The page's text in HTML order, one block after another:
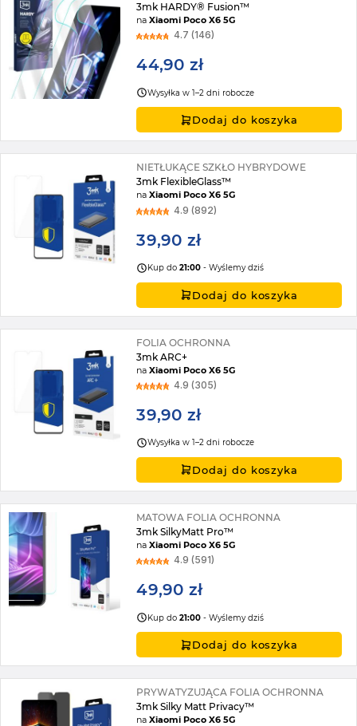
3mk HARDY® Fusion™
naXiaomi Poco X6 5G
4.7 (146)
44,90 zł
Wysyłka w 1–2 dni robocze
Dodaj do koszyka
NIETŁUKĄCE SZKŁO HYBRYDOWE
3mk FlexibleGlass™
naXiaomi Poco X6 5G
4.9 (892)
39,90 zł
Kup do21:00 - Wyślemy dziś
Dodaj do koszyka
FOLIA OCHRONNA
3mk ARC+
naXiaomi Poco X6 5G
4.9 (305)
39,90 zł
Wysyłka w 1–2 dni robocze
Dodaj do koszyka
MATOWA FOLIA OCHRONNA
3mk SilkyMatt Pro™
naXiaomi Poco X6 5G
4.9 (591)
49,90 zł
Kup do21:00 - Wyślemy dziś
Dodaj do koszyka
PRYWATYZUJĄCA FOLIA OCHRONNA
3mk Silky Matt Privacy™
naXiaomi Poco X6 5G